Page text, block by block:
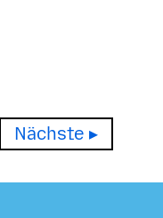
Nächste